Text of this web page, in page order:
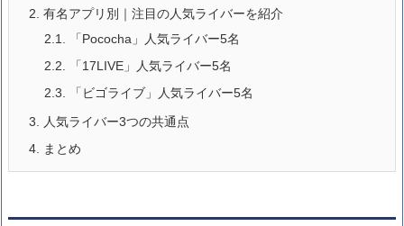
2. 有名アプリ別｜注目の人気ライバーを紹介
2.1.
「Pococha」人気ライバー5名
2.2.
「17LIVE」人気ライバー5名
2.3.
「ビゴライブ」人気ライバー5名
3.
人気ライバー3つの共通点
4.
まとめ